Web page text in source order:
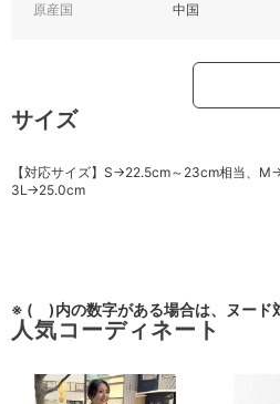
原産国 中国
サイズ
【対応サイズ】S→22.5cm～23cm相当、
3L→25.0cm
※ ( )内の数字がある場合は、ヌード
人気コーディネート